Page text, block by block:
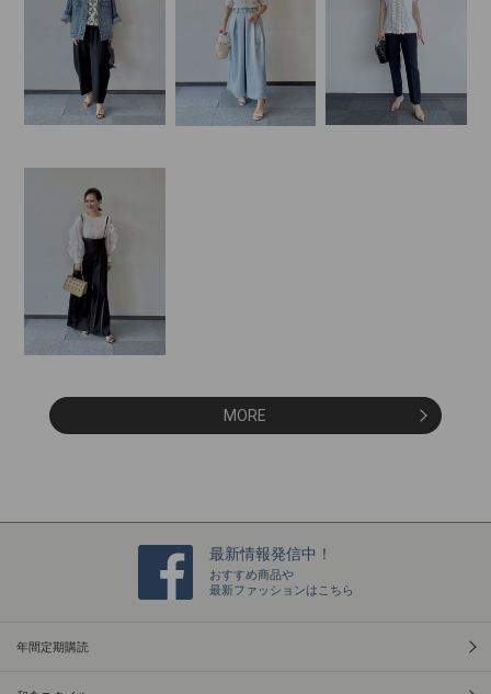
MORE
最新情報発信中！
おすすめ商品や
最新ファッションはこちら
年間定期購読